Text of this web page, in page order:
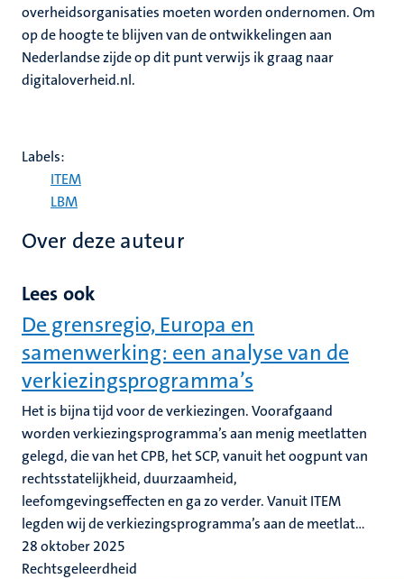
overheidsorganisaties moeten worden ondernomen. Om
op de hoogte te blijven van de ontwikkelingen aan
Nederlandse zijde op dit punt verwijs ik graag naar
digitaloverheid.nl.
Labels:
ITEM
LBM
Over deze auteur
Lees ook
De grensregio, Europa en
samenwerking: een analyse van de
verkiezingsprogramma’s
Het is bijna tijd voor de verkiezingen. Voorafgaand
worden verkiezingsprogramma’s aan menig meetlatten
gelegd, die van het CPB, het SCP, vanuit het oogpunt van
rechtsstatelijkheid, duurzaamheid,
leefomgevingseffecten en ga zo verder. Vanuit ITEM
legden wij de verkiezingsprogramma’s aan de meetlat...
28 oktober 2025
Rechtsgeleerdheid